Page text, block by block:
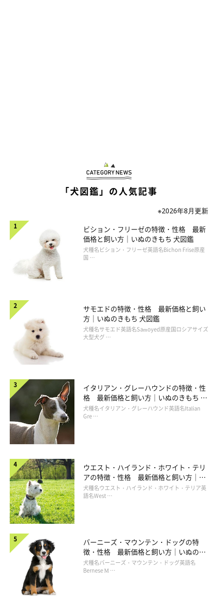
「犬図鑑」の人気記事
※2026年8月更新
ビション・フリーゼの特徴・性格 最新
価格と飼い方｜いぬのきもち 犬図鑑
犬種名ビション・フリーゼ英語名Bichon Frise原産
国 …
サモエドの特徴・性格 最新価格と飼い
方｜いぬのきもち 犬図鑑
犬種名サモエド英語名Samoyed原産国ロシアサイズ
大型犬グ …
イタリアン・グレーハウンドの特徴・性
格 最新価格と飼い方｜いぬのきもち 犬
図鑑
犬種名イタリアン・グレーハウンド英語名Italian
Gre …
ウエスト・ハイランド・ホワイト・テリ
アの特徴・性格 最新価格と飼い方｜い
ぬのきもち 犬図鑑
犬種名ウエスト・ハイランド・ホワイト・テリア英
語名West …
バーニーズ・マウンテン・ドッグの特
徴・性格 最新価格と飼い方｜いぬのき
もち 犬図鑑
犬種名バーニーズ・マウンテン・ドッグ英語名
Bernese M …